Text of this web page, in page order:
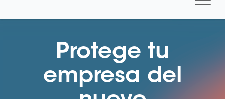
Protege tu
empresa del